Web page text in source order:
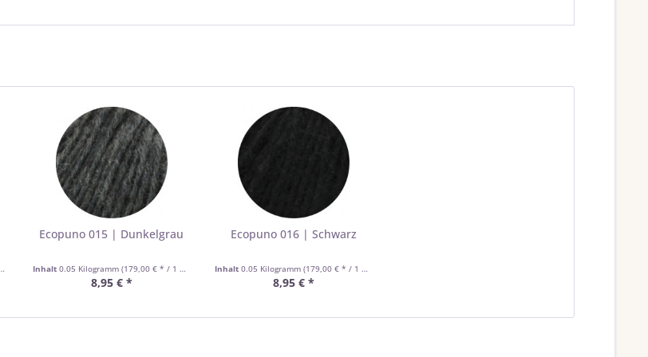
Ecopuno 015 | Dunkelgrau
Inhalt0.05 Kilogramm(179,00 € * / 1 Kilogramm)
8,95 € *
Ecopuno 016 | Schwarz
Inhalt 0.05 Kilogramm (179,00 € * / 1 Kilogramm)
8,95 € *